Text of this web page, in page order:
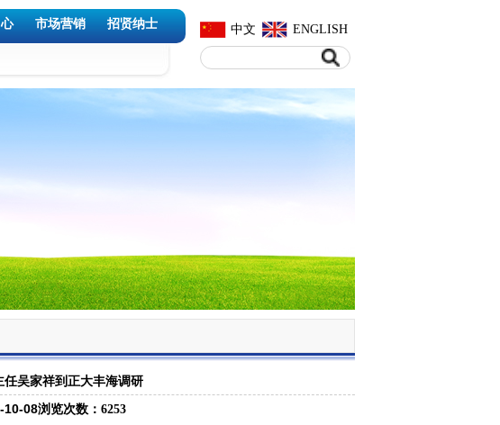
市场营销 招贤纳士 中文 ENGLISH
任吴家祥到正大丰海调研
08浏览次数： 6253